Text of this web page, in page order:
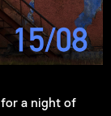
for a night of